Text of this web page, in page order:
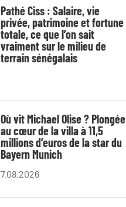
Pathé Ciss : Salaire, vie
privée, patrimoine et fortune
totale, ce que l’on sait
vraiment sur le milieu de
terrain sénégalais
Où vit Michael Olise ? Plongée
au cœur de la villa à 11,5
millions d’euros de la star du
Bayern Munich
7.08.2026